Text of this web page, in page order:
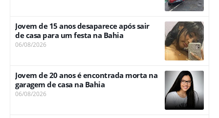
Jovem de 15 anos desaparece após sair
de casa para um festa na Bahia
06/08/2026
Jovem de 20 anos é encontrada morta na
garagem de casa na Bahia
06/08/2026